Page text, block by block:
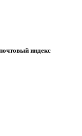
индекс